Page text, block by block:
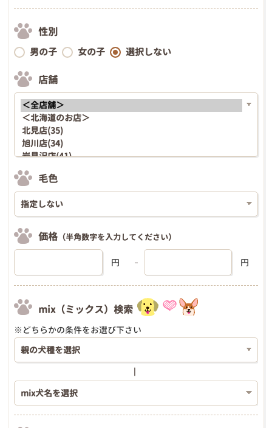
性別
男の子 女の子 選択しない
店舗
毛色
価格 （半角数字を入力してください）
円 円
mix（ミックス）検索
※どちらかの条件をお選び下さい